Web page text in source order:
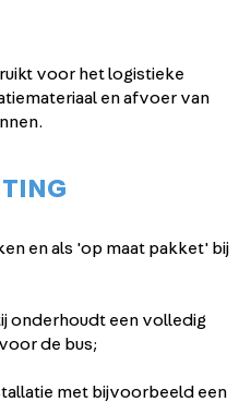
voor het logistieke
en afvoer van
en als 'op maat pakket' bij
onderhoudt een volledig
de bus;
met bijvoorbeeld een